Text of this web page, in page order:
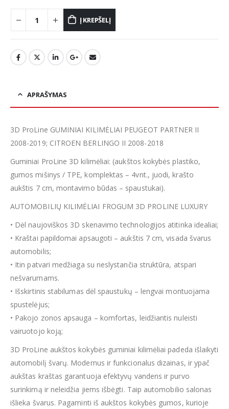
Į KREPŠELĮ
APRAŠYMAS
3D ProLine GUMINIAI KILIMĖLIAI PEUGEOT PARTNER II
2008-2019; CITROEN BERLINGO II 2008-2018
Guminiai ProLine 3D kilimėliai: (aukštos kokybės plastiko,
gumos mišinys / TPE, komplektas – 4vnt., juodi, krašto
aukštis 7 cm, montavimo būdas – spaustukai).
AUTOMOBILIŲ KILIMĖLIAI FROGUM 3D PROLINE LUXURY
• Dėl naujoviškos 3D skenavimo technologijos atitinka idealiai;
• Kraštai papildomai apsaugoti – aukštis 7 cm, visada švarus
automobilis;
• Itin patvari medžiaga su neslystančia struktūra, atspari
nešvarumams.
• Išskirtinis stabilumas dėl spaustukų – lengvai montuojama
spustelėjus;
• Pakojo zonos apsauga – komfortas, leidžiantis nuleisti
vairuotojo koją;
3D ProLine aukštos kokybės guminiai kilimėliai padeda išlaikyti
automobilį švarų. Modernus ir funkcionalus dizainas, ir ypač
aukštas kraštas garantuoja efektyvų vandens ir purvo
surinkimą ir neleidžia jiems išbėgti. Taip automobilio salonas
išlieka švarus. Pagaminti iš aukštos kokybės gumos, kurioje